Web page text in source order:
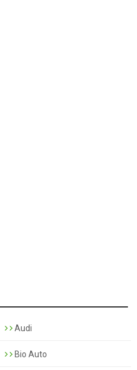
Audi
Bio Auto